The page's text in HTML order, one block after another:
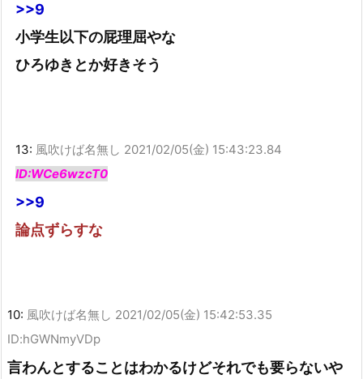
>>9
小学生以下の屁理屈やな
ひろゆきとか好きそう
13: 風吹けば名無し 2021/02/05(金) 15:43:23.84
ID:WCe6wzcT0
>>9
論点ずらすな
10: 風吹けば名無し 2021/02/05(金) 15:42:53.35
ID:hGWNmyVDp
言わんとすることはわかるけどそれでも要らないや